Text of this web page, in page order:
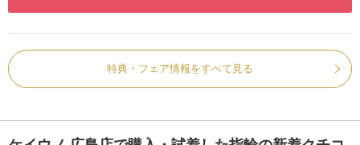
特典・フェア情報をすべて見る